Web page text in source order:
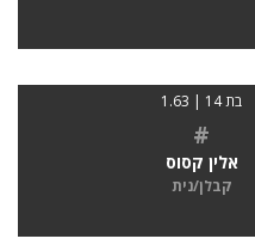
בת 14 | 1.63
#
אלין קסוס
קבלן/נית